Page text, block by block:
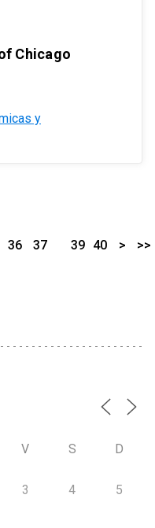
Chicago
y
36
37
39 40 > >>
V S D
3 4 5